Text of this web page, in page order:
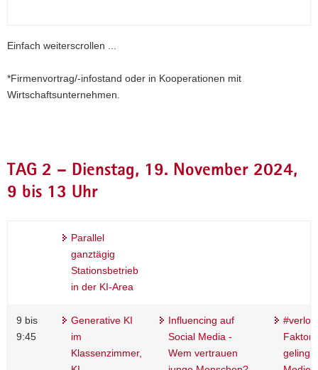
Einfach weiterscrollen ...
*Firmenvortrag/-infostand oder in Kooperationen mit
Wirtschaftsunternehmen.
TAG 2 – Dienstag, 19. November 2024,
9 bis 13 Uhr
Parallel
ganztägig
Stationsbetrieb
in der KI-Area
9 bis
9:45
Generative KI
im
Klassenzimmer,
Influencing auf
Social Media -
Wem vertrauen